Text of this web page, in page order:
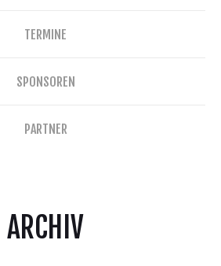
TERMINE
SPONSOREN
PARTNER
ARCHIV